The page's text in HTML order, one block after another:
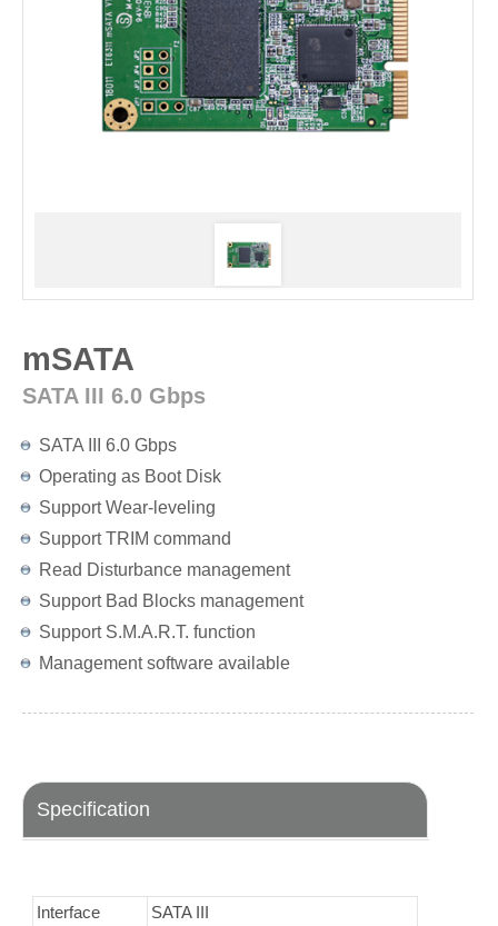
mSATA
SATA III 6.0 Gbps
SATA III 6.0 Gbps
Operating as Boot Disk
Support Wear-leveling
Support TRIM command
Read Disturbance management
Support Bad Blocks management
Support S.M.A.R.T. function
Management software available
Specification
Interface SATA III